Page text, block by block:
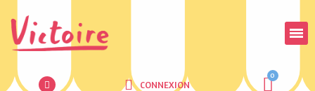
CONNEXION